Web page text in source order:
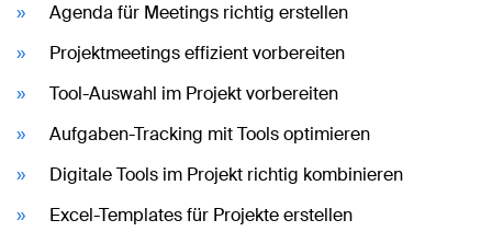
Agenda für Meetings richtig erstellen
Projektmeetings effizient vorbereiten
Tool-Auswahl im Projekt vorbereiten
Aufgaben-Tracking mit Tools optimieren
Digitale Tools im Projekt richtig kombinieren
Excel-Templates für Projekte erstellen